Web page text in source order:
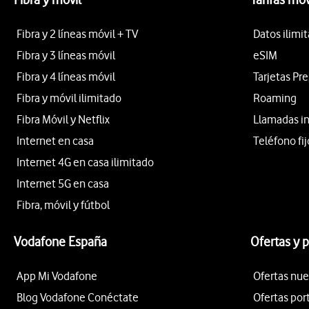
Fibra y 2 líneas móvil + TV
Fibra y 3 líneas móvil
Fibra y 4 líneas móvil
Fibra y móvil ilimitado
Fibra Móvil y Netflix
Internet en casa
Internet 4G en casa ilimitado
Internet 5G en casa
Fibra, móvil y fútbol
Datos
eSIM
Tarjetas
Roaming
Llamadas
Teléfono
Vodafone España
App Mi Vodafone
Blog Vodafone Conéctate
Ofertas y
Ofertas
Ofertas